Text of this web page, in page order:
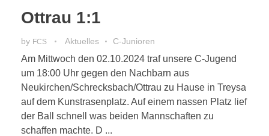
Ottrau 1:1
by FCS Aktuelles C-Junioren
Am Mittwoch den 02.10.2024 traf unsere C-Jugend
um 18:00 Uhr gegen den Nachbarn aus
Neukirchen/Schrecksbach/Ottrau zu Hause in Treysa
auf dem Kunstrasenplatz. Auf einem nassen Platz lief
der Ball schnell was beiden Mannschaften zu
schaffen machte. D ...